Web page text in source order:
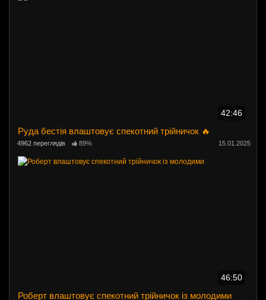
42:46
Руда бестія влаштовує спекотний трійничок 🔥
4962 переглядів 89% 15.01.2025
46:50
Роберт влаштовує спекотний трійничок із молодими